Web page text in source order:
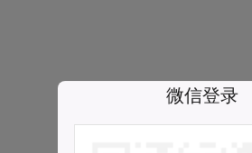
微信登录